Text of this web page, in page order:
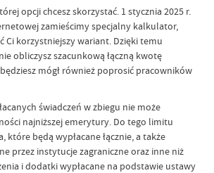
opcji chcesz skorzystać. 1 stycznia 2025 r.
zamieścimy specjalny kalkulator,
Ci korzystniejszy wariant. Dzięki temu
obliczysz szacunkową łączną kwotę
mógł również poprosić pracowników
świadczeń w zbiegu nie może
najniższej emerytury. Do tego limitu
które będą wypłacane łącznie, a także
przez instytucje zagraniczne oraz inne niż
i dodatki wypłacane na podstawie ustawy